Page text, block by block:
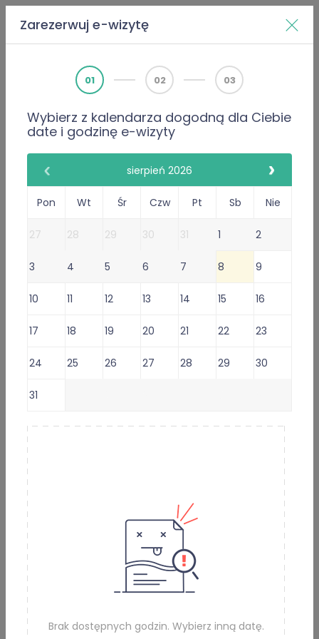
Doktorzy Paulina Kozłowska
PWZ 4407263
Internista
Paulina Kozłowska
75 Opinie
75 poleceń lekarza
Przyjmuje w:
Sob , Wt, Czw, Pt
receptyi
zwolnienia
Konsultacja lekarska o e-Receptę -
Konsultacja lekarska o e-skierowanie na badania -99 zł
Umów e-Wizytę (Wybierz termin)
Informacje i usługi online
Zarezerwuj e-wizytę
01 02 03
Wybierz z kalendarza dogodną dla Ciebie
date i godzinę e-wizyty
sierpień 2026
Pon Wt Śr Czw Pt Sb Nie
27 28 29 30 31 1 2
3 4 5 6 7 8 9
10 11 12 13 14 15 16
17 18 19 20 21 22 23
24 25 26 27 28 29 30
31
Brak dostępnych godzin. Wybierz inną datę.